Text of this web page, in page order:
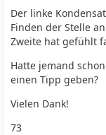
Der linke
Finden der Stelle
Zweite hat gefühlt
Hatte jemand
einen Tipp geben?
Vielen Dank!
73